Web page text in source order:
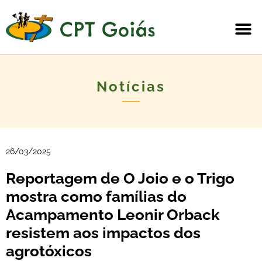
Notícias
26/03/2025
Reportagem de O Joio e o Trigo
mostra como famílias do
Acampamento Leonir Orback
resistem aos impactos dos
agrotóxicos